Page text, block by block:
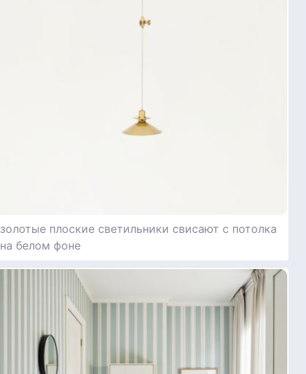
золотые плоские светильники свисают с потолка
на белом фоне